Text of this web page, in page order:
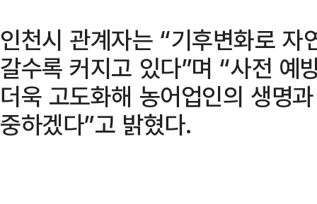
인천시 관계자는 “기후변화로 자
갈수록 커지고 있다”며 “사전 예
더욱 고도화해 농어업인의 생명
중하겠다”고 밝혔다.